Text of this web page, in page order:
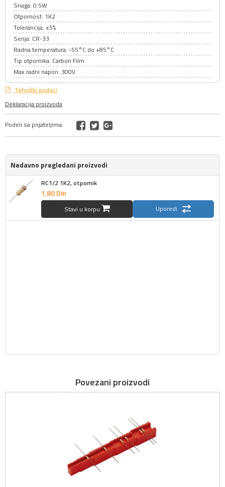
Snaga: 0.5W
Otpornost: 1K2
Tolerancija: ±5%
Serija: CR-33
Radna temperatura: -55°C do +85°C
Tip otpornika: Carbon Film
Max radni napon: 300V
Tehnički podaci
Deklaracija proizvoda
Podeli sa prijateljima:
Nedavno pregledani proizvodi
RC1/2 1K2, otpornik
1,80Din
Stavi u korpu Uporedi
Povezani proizvodi